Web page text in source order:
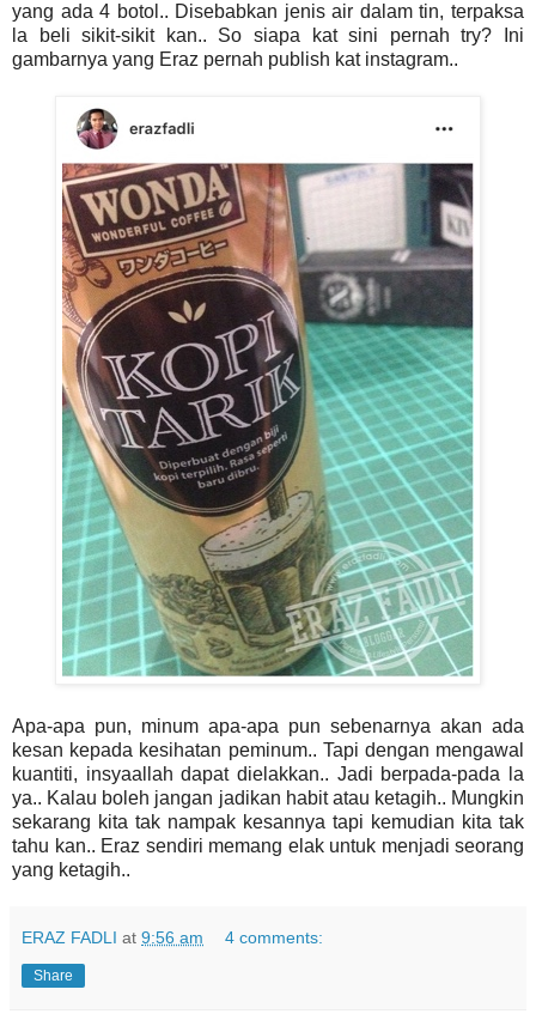
yang ada 4 botol.. Disebabkan jenis air dalam tin, terpaksa
la beli sikit-sikit kan.. So siapa kat sini pernah try? Ini
gambarnya yang Eraz pernah publish kat instagram..
Apa-apa pun, minum apa-apa pun sebenarnya akan ada
kesan kepada kesihatan peminum.. Tapi dengan mengawal
kuantiti, insyaallah dapat dielakkan.. Jadi berpada-pada la
ya.. Kalau boleh jangan jadikan habit atau ketagih.. Mungkin
sekarang kita tak nampak kesannya tapi kemudian kita tak
tahu kan.. Eraz sendiri memang elak untuk menjadi seorang
yang ketagih..
ERAZ FADLI at 9:56 am 4 comments:
Share